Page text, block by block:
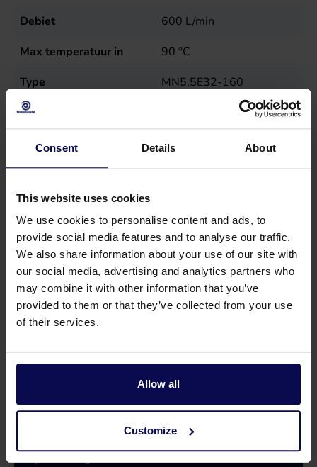
Consent Details About
This website uses cookies
We use cookies to personalise content and ads, to
provide social media features and to analyse our traffic.
We also share information about your use of our site with
our social media, advertising and analytics partners who
may combine it with other information that you’ve
provided to them or that they’ve collected from your use
of their services.
Allow all
Customize
Debiet
600 L/min
Max temperatuur in
90 °C
Type
MN5,5E32-160
Verkoopeenheid
Vermogen
4kW
Heb je een vraag of hulp nodig?
zoektocht naar een oplossing die aansluit op
jouw vraagstuk!